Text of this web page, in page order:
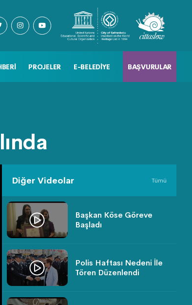
PROJELER E-BELEDIYE BAŞVURULAR
Diğer Videolar Tümü
Başkan Köse Göreve
Başladı
Polis Haftası Nedeni İle
Tören Düzenlendi